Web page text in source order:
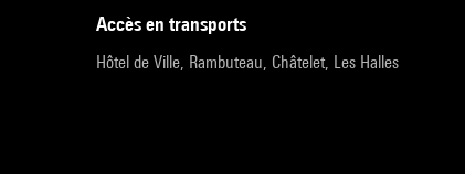
accès en transports
Hôtel de Ville, Rambuteau, Châtelet, Les Halles